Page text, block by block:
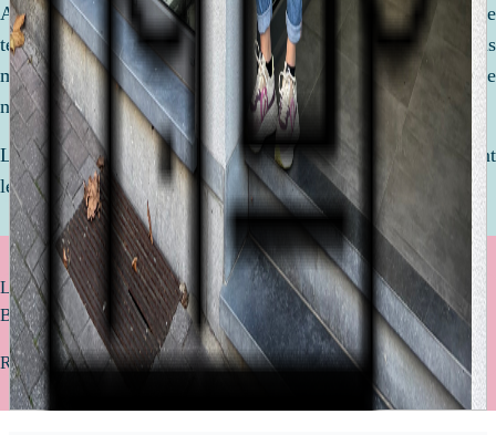
Afin de préparer la venue de ce petit être, nous prenons le
temps de discuter, de comparer et de vous conseiller. Nous
mettons tout en oeuvre pour réaliser ensemble une liste de
naissance qui vous ressemble !
Le but ? Être équipé de l'essentiel pour accueillir votre enfant
le plus sereinement avec des articles de qualité.
Livraison offerte à partir de 75€ d’achat (uniquement valable pour la
Belgique)
Retrait gratuit en magasin sous 2 à 4 jours